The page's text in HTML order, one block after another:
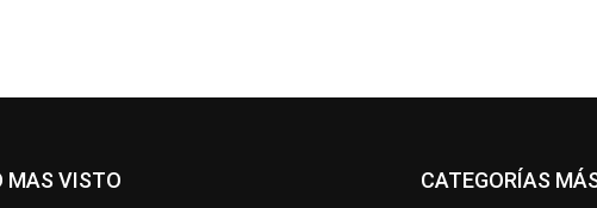
MAS VISTO CATEGORÍAS